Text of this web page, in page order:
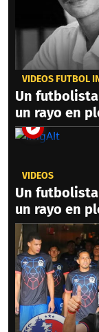
VIDEOS FÚTBOL
Un
un rayo en
VIDEOS
Un
un rayo en